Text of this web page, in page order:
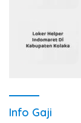
Info Gaji